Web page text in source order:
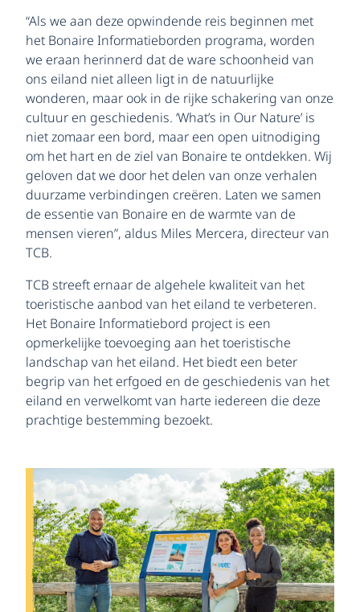
“Als we aan deze opwindende reis beginnen met
het Bonaire Informatieborden programa, worden
we eraan herinnerd dat de ware schoonheid van
ons eiland niet alleen ligt in de natuurlijke
wonderen, maar ook in de rijke schakering van onze
cultuur en geschiedenis. ‘What’s in Our Nature’ is
niet zomaar een bord, maar een open uitnodiging
om het hart en de ziel van Bonaire te ontdekken. Wij
geloven dat we door het delen van onze verhalen
duurzame verbindingen creëren. Laten we samen
de essentie van Bonaire en de warmte van de
mensen vieren”, aldus Miles Mercera, directeur van
TCB.
TCB streeft ernaar de algehele kwaliteit van het
toeristische aanbod van het eiland te verbeteren.
Het Bonaire Informatiebord project is een
opmerkelijke toevoeging aan het toeristische
landschap van het eiland. Het biedt een beter
begrip van het erfgoed en de geschiedenis van het
eiland en verwelkomt van harte iedereen die deze
prachtige bestemming bezoekt.